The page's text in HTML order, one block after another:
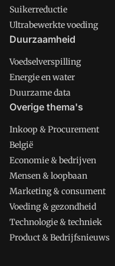
Suikerreductie
Ultrabewerkte voeding
Duurzaamheid
Voedselverspilling
Energie en water
Duurzame data
Overige thema's
Inkoop & Procurement
België
Economie & bedrijven
Mensen & loopbaan
Marketing & consument
Voeding & gezondheid
Technologie & techniek
Product & Bedrijfsnieuws